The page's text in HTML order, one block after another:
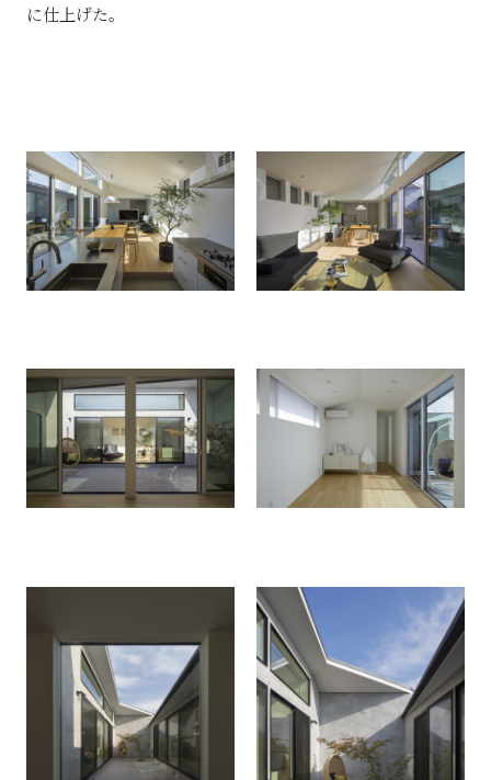
に仕上げた。